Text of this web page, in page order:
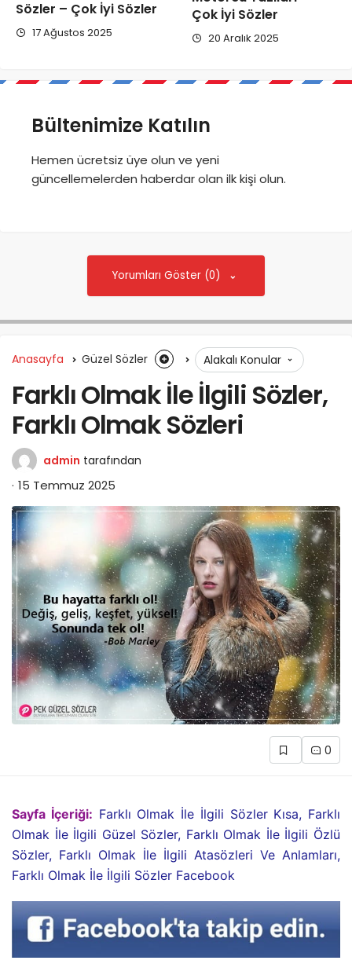
Sözler – Çok İyi Sözler
17 Ağustos 2025
Çok İyi Sözler
20 Aralık 2025
Bültenimize Katılın
Hemen ücretsiz üye olun ve yeni
güncellemelerden haberdar olan ilk kişi olun.
Yorumları Göster (0)
Anasayfa Güzel Sözler Alakalı Konular
Farklı Olmak İle İlgili Sözler,
Farklı Olmak Sözleri
admin tarafından
15 Temmuz 2025
0
Sayfa İçeriği: Farklı Olmak İle İlgili Sözler Kısa, Farklı
Olmak İle İlgili Güzel Sözler, Farklı Olmak İle İlgili Özlü
Sözler, Farklı Olmak İle İlgili Atasözleri Ve Anlamları,
Farklı Olmak İle İlgili Sözler Facebook